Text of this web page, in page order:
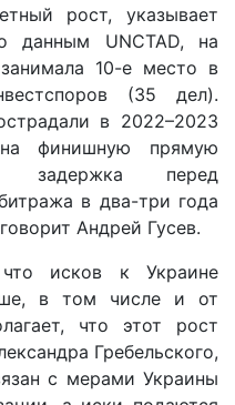
рост, указывает
данным UNCTAD, на
10-е место в
(35 дел).
в 2022–2023
финишную прямую
задержка перед
в два-три года
Андрей Гусев.
исков к Украине
в том числе и от
что этот рост
Гребельского,
с мерами Украины